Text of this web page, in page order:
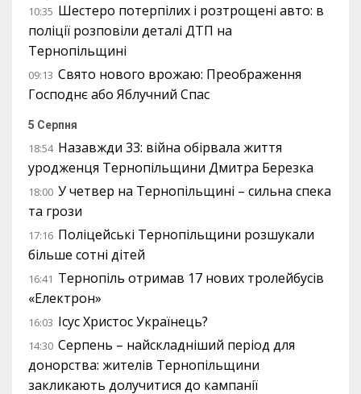
10:35 Шестеро потерпілих і розтрощені авто: в
поліції розповіли деталі ДТП на
Тернопільщині
09:13 Свято нового врожаю: Преображення
Господнє або Яблучний Спас
5 Серпня
18:54 Назавжди 33: війна обірвала життя
уродженця Тернопільщини Дмитра Березка
18:00 У четвер на Тернопільщині – сильна спека
та грози
17:16 Поліцейські Тернопільщини розшукали
більше сотні дітей
16:41 Тернопіль отримав 17 нових тролейбусів
«Електрон»
16:03 Ісус Христос Українець?
14:30 Серпень – найскладніший період для
донорства: жителів Тернопільщини
закликають долучитися до кампанії